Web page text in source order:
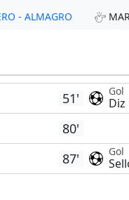
- ALMAGRO
51' Gol
Diz
80'
87'
Gol